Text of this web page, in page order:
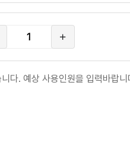
총
다. 예상 사용인원을 입력바랍니